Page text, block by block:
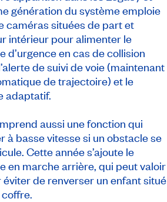
génération du système emploie
caméras situées de part et
intérieur pour alimenter le
d’urgence en cas de collision
de suivi de voie (maintenant
de trajectoire) et le
adaptatif.
aussi une fonction qui
à basse vitesse si un obstacle se
Cette année s’ajoute le
en marche arrière, qui peut valoir
éviter de renverser un enfant situé